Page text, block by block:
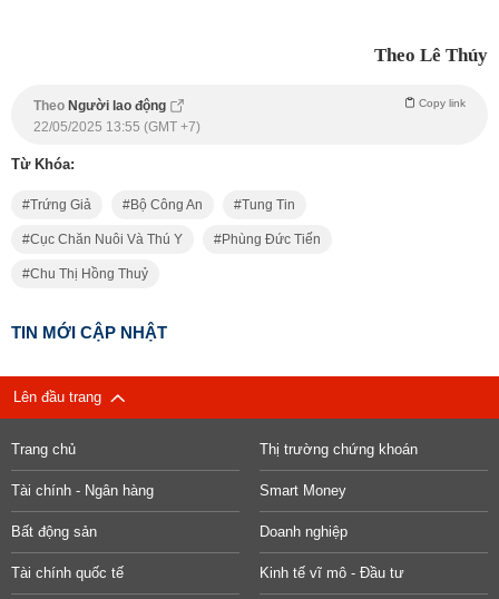
Theo Lê Thúy
Theo Người lao động Copy link
22/05/2025 13:55 (GMT +7)
Từ Khóa:
Trứng Giả Bộ Công An Tung Tin
Cục Chăn Nuôi Và Thú Y Phùng Đức Tiến
Chu Thị Hồng Thuỷ
TIN MỚI CẬP NHẬT
Lên đầu trang
Trang chủ Thị trường chứng khoán
Tài chính - Ngân hàng Smart Money
Bất động sản Doanh nghiệp
Tài chính quốc tế Kinh tế vĩ mô - Đầu tư